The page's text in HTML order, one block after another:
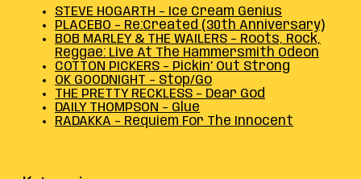
STEVE HOGARTH – Ice Cream Genius
PLACEBO – Re:Created (30th Anniversary)
BOB MARLEY & THE WAILERS – Roots, Rock,
Reggae: Live At The Hammersmith Odeon
COTTON PICKERS – Pickin’ Out Strong
OK GOODNIGHT – Stop/Go
THE PRETTY RECKLESS – Dear God
DAILY THOMPSON – Glue
RADAKKA – Requiem For The Innocent